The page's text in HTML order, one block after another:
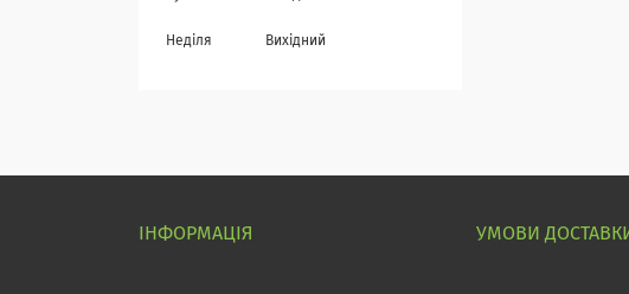
Неділя Вихідний
ІНФОРМАЦІЯ УМОВИ